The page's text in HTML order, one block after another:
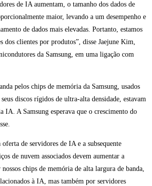
de IA aumentam, o tamanho dos dados de
maior, levando a um desempenho e
de dados mais elevadas. Portanto, estamos
dos clientes por produtos”, disse Jaejune Kim,
da Samsung, em uma ligação com
pelos chips de memória da Samsung, usados
discos rígidos de ultra-alta densidade, estavam
IA. A Samsung esperava que o crescimento do
de servidores de IA e a subsequente
de nuvem associados devem aumentar a
nossos chips de memória de alta largura de banda,
à IA, mas também por servidores